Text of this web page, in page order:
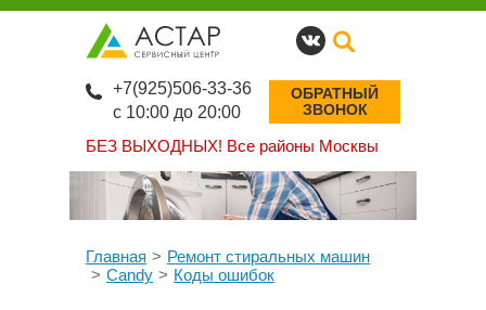
БЕЗ ВЫХОДНЫХ! Все районы Москвы
+7(925)506-33-36
с 10:00 до 20:00
ОБРАТНЫЙ
ЗВОНОК
Главная
Ремонт стиральных машин
Candy
Коды ошибок